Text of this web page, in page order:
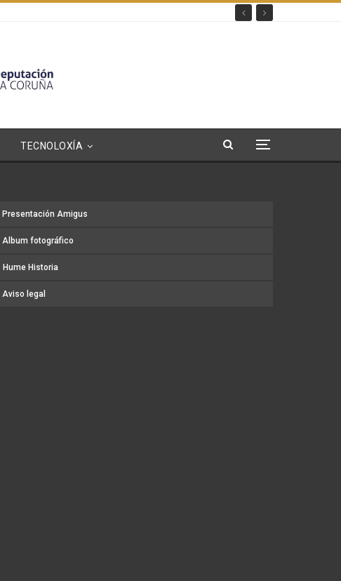
TECNOLOXÍA
Presentación Amigus
Album fotográfico
Hume Historia
Aviso legal